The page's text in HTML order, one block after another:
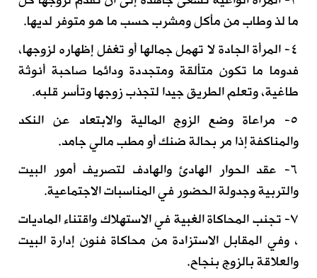
ما لذ وطاب من مأكل ومشرب حسب ما هو متوفر لديها.
٤- المرأة الجادة لا تهمل جمالها أو تغفل إظهاره لزوجها،
فدوما ما تكون متألقة ومتجددة ودائما صاحبة أنوثة
طاغية، وتعلم الطريق جيدا لتجذب زوجها وتأسر قلبه.
٥- مراعاة وضع الزوج المالية والابتعاد عن النكد
والمناكفة إذا مر بحالة ضنك أو مطب مالي جامد.
٦- عقد الحوار الهادئ والهادف لتصريف أمور البيت
والتربية وجدولة الحضور في المناسبات الاجتماعية.
٧- تجنب المحاكاة الغبية في الاستهلاك واقتناء الماديات
، وفي المقابل الاستزادة من محاكاة فنون إدارة البيت
والعلاقة بالزوج بنجاح.